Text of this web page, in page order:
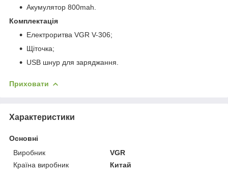
Акумулятор 800mah.
Комплектація
Електроритва VGR V-306;
Щіточка;
USB шнур для заряджання.
Приховати
Характеристики
Основні
Виробник
VGR
Країна виробник
Китай